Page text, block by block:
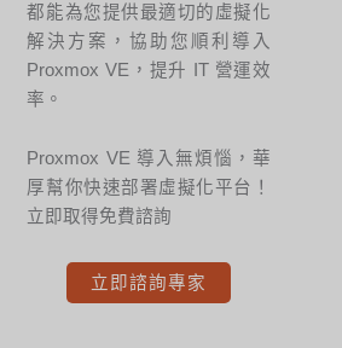
都能為您提供最適切的虛擬化
解決方案，協助您順利導入
Proxmox VE，提升 IT 營運效
率。
Proxmox VE 導入無煩惱，華
厚幫你快速部署虛擬化平台！
立即取得免費諮詢
立即諮詢專家